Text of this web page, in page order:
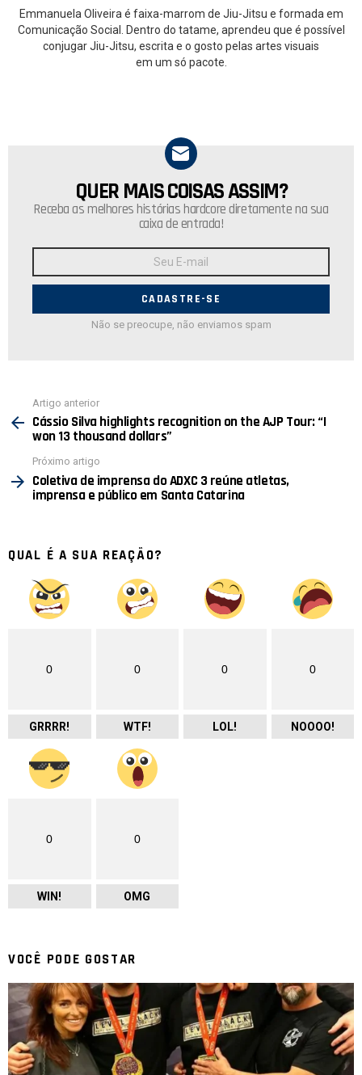
Emmanuela Oliveira é faixa-marrom de Jiu-Jitsu e formada em
Comunicação Social. Dentro do tatame, aprendeu que é possível
conjugar Jiu-Jitsu, escrita e o gosto pelas artes visuais
em um só pacote.
NEWSLETTER
QUER MAIS COISAS ASSIM?
Receba as melhores histórias hardcore diretamente na sua
caixa de entrada!
E-
Não se preocupe, não enviamos spam
mais
Artigo anterior
Cássio Silva highlights recognition on the AJP Tour: “I
won 13 thousand dollars”
Próximo artigo
Coletiva de imprensa do ADXC 3 reúne atletas,
imprensa e público em Santa Catarina
QUAL É A SUA REAÇÃO?
0
GRRRR!
0
WTF!
0
LOL!
0
NOOOO!
0
WIN!
0
OMG
VOCÊ PODE GOSTAR